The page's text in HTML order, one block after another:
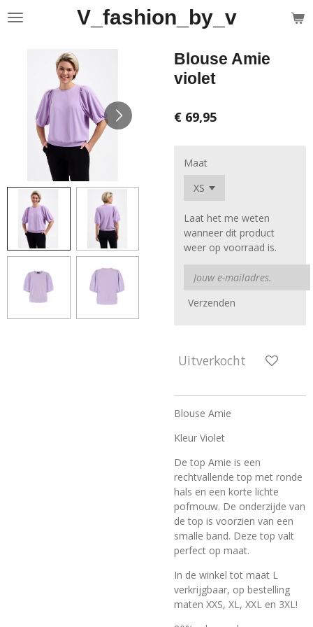
Ga
hoofdinhoud
V_fashion_by_v
Blouse Amie
violet
€ 69,95
Maat
Laat het me weten
wanneer dit product
weer op voorraad is.
Verzenden
Uitverkocht
Blouse Amie
Kleur Violet
De top Amie is een
rechtvallende top met ronde
hals en een korte lichte
pofmouw. De onderzijde van
de top is voorzien van een
smalle band. Deze top valt
perfect op maat.
In de winkel tot maat L
verkrijgbaar, op bestelling
maten XXS, XL, XXL en 3XL!